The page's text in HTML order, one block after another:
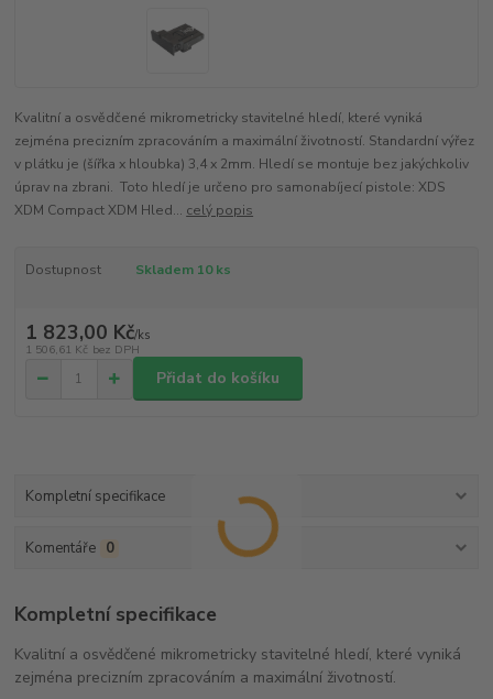
Kvalitní a osvědčené mikrometricky stavitelné hledí, které vyniká
zejména precizním zpracováním a maximální životností. Standardní výřez
v plátku je (šířka x hloubka) 3,4 x 2mm. Hledí se montuje bez jakýchkoliv
úprav na zbrani. Toto hledí je určeno pro samonabíjecí pistole: XDS
XDM Compact XDM Hled... celý popis
Dostupnost Skladem 10 ks
1 823,00 Kč/ks
1 506,61 Kč bez DPH
Přidat do košíku
Kompletní specifikace
Komentáře 0
Kompletní specifikace
Kvalitní a osvědčené mikrometricky stavitelné hledí, které vyniká
zejména precizním zpracováním a maximální životností.